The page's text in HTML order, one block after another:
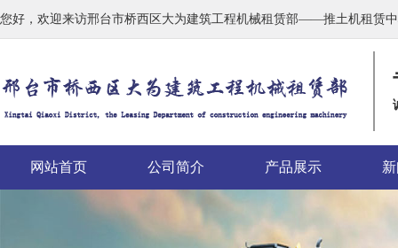
您好，欢迎来访邢台市桥西区大为建筑工程机械租赁部——推土机租赁
网站首页 公司简介 产品展示